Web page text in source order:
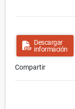
Descargar
información
Compartir